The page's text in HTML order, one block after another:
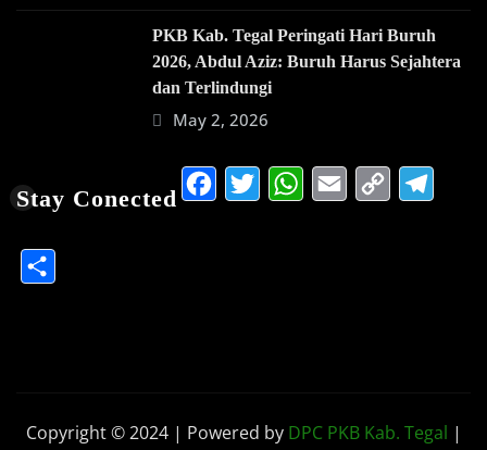
PKB Kab. Tegal Peringati Hari Buruh
2026, Abdul Aziz: Buruh Harus Sejahtera
dan Terlindungi
May 2, 2026
Stay Conected Facebook
Twitter
WhatsApp
Email
Copy
Copyright © 2024 | Powered by DPC PKB Kab. Tegal |